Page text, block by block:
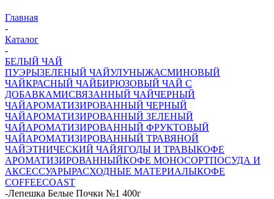
Главная
-
Каталог
-
БЕЛЫЙ ЧАЙ
ПУЭРЫЗЕЛЕНЫЙ ЧАЙУЛУНЫЖАСМИНОВЫЙ
ЧАЙКРАСНЫЙ ЧАЙБИРЮЗОВЫЙ ЧАЙ С
ДОБАВКАМИСВЯЗАННЫЙ ЧАЙЧЕРНЫЙ
ЧАЙАРОМАТИЗИРОВАННЫЙ ЧЕРНЫЙ
ЧАЙАРОМАТИЗИРОВАННЫЙ ЗЕЛЕНЫЙ
ЧАЙАРОМАТИЗИРОВАННЫЙ ФРУКТОВЫЙ
ЧАЙАРОМАТИЗИРОВАННЫЙ ТРАВЯНОЙ
ЧАЙЭТНИЧЕСКИЙ ЧАЙЯГОДЫ И ТРАВЫКОФЕ
АРОМАТИЗИРОВАННЫЙКОФЕ МОНОСОРТПОСУДА И
АКСЕССУАРЫРАСХОДНЫЕ МАТЕРИАЛЫКОФЕ
COFFEECOAST
-Лепешка Белые Почки №1 400г